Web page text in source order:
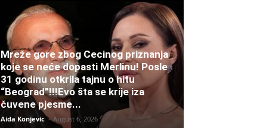
Mreže gore zbog Cecinog priznanja
koje se neće dopasti Merlinu! Posle
31 godinu otkrila tajnu o hitu
“Beograd”!!!Evo šta se krije iza
čuvene pjesme...
Aida Konjevic - August 6, 2026